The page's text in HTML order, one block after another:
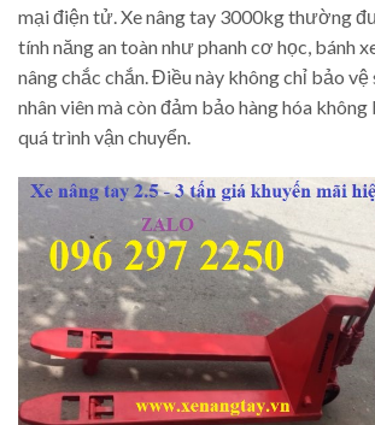
mại điện tử. Xe nâng tay 3000kg thường
tính năng an toàn như phanh cơ học, bánh
nâng chắc chắn. Điều này không chỉ bảo
nhân viên mà còn đảm bảo hàng hóa
quá trình vận chuyển.